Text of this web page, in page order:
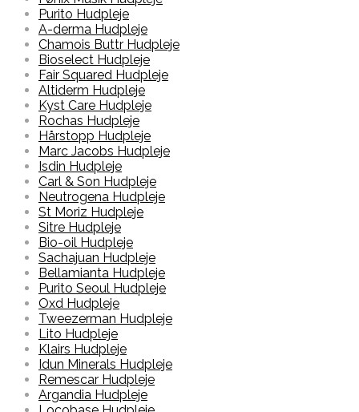
Purito Hudpleje
A-derma Hudpleje
Chamois Buttr Hudpleje
Bioselect Hudpleje
Fair Squared Hudpleje
Altiderm Hudpleje
Kyst Care Hudpleje
Rochas Hudpleje
Hårstopp Hudpleje
Marc Jacobs Hudpleje
Isdin Hudpleje
Carl & Son Hudpleje
Neutrogena Hudpleje
St Moriz Hudpleje
Sitre Hudpleje
Bio-oil Hudpleje
Sachajuan Hudpleje
Bellamianta Hudpleje
Purito Seoul Hudpleje
Oxd Hudpleje
Tweezerman Hudpleje
Lito Hudpleje
Klairs Hudpleje
Idun Minerals Hudpleje
Remescar Hudpleje
Argandia Hudpleje